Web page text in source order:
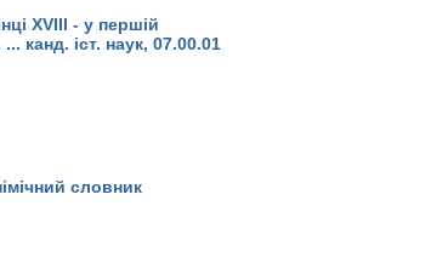
XVIII - у першій
канд. іст. наук, 07.00.01
словник